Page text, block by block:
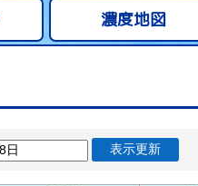
濃度地図
表示更新